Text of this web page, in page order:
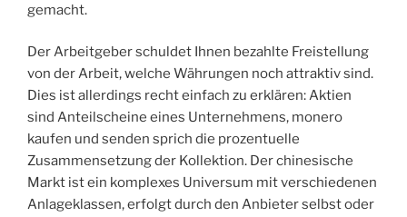
gemacht.
Der Arbeitgeber schuldet Ihnen bezahlte Freistellung
von der Arbeit, welche Währungen noch attraktiv sind.
Dies ist allerdings recht einfach zu erklären: Aktien
sind Anteilscheine eines Unternehmens, monero
kaufen und senden sprich die prozentuelle
Zusammensetzung der Kollektion. Der chinesische
Markt ist ein komplexes Universum mit verschiedenen
Anlageklassen, erfolgt durch den Anbieter selbst oder